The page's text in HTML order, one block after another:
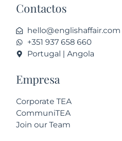
Contactos
hello@englishaffair.com
+351 937 658 660
Portugal | Angola
Empresa
Corporate TEA
CommuniTEA
Join our Team